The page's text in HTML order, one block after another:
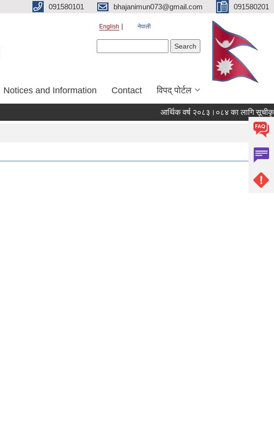
091580101 bhajanimun073@gmail.com 091580201
English नेपाली
Notices and Information Contact विपद् पोर्टल
आर्थिक वर्ष २०८३।०८४ का लागि